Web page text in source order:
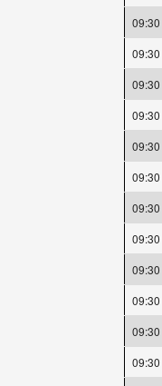
09:30
09:30
09:30
09:30
09:30
09:30
09:30
09:30
09:30
09:30
09:30
09:30